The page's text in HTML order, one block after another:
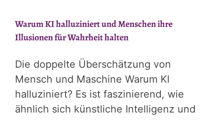
Warum KI halluziniert und Menschen ihre
Illusionen für Wahrheit halten
Die doppelte Überschätzung von
Mensch und Maschine Warum KI
halluziniert? Es ist faszinierend, wie
ähnlich sich künstliche Intelligenz und